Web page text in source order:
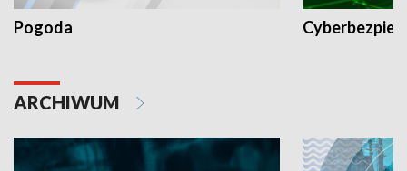
Pogoda
ARCHIWUM